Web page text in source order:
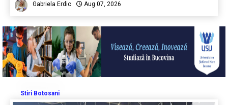
Gabriela Erdic Aug 07, 2026
Stiri Botosani